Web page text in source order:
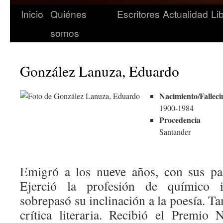
Inicio Quiénes
somos
Escritores Actualidad
González Lanuza, Eduardo
Nacimiento/
1900-1984
Procedencia
Santander
Emigró a los nueve años, con sus
Ejerció la profesión de químico
sobrepasó su inclinación a la poesía.
crítica literaria. Recibió el Premio